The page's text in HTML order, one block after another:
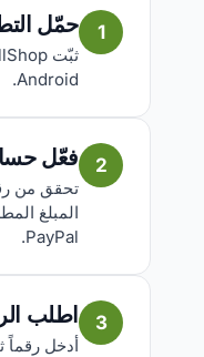
1 حمّل
Android.
2 فعّل
تحقق من
المبلغ
PayPal.
3 اطلب
أدخل رقماً